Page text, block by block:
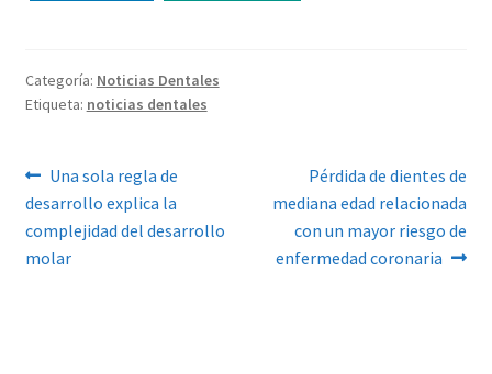
Categoría: Noticias Dentales
Etiqueta: noticias dentales
Navegación
de
entradas
Anterior:
Una sola regla de
desarrollo explica la
complejidad del desarrollo
molar
Siguiente:
Pérdida de dientes de
mediana edad relacionada
con un mayor riesgo de
enfermedad coronaria